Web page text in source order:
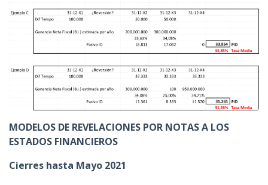
MODELOS DE REVELACIONES POR NOTAS A LOS
ESTADOS FINANCIEROS
Cierres hasta Mayo 2021